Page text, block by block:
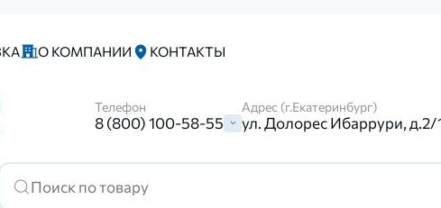
О КОМПАНИИ КОНТАКТЫ
Телефон
8 (800) 100-58-55
Адрес (г.Екатеринбург)
ул. Долорес Ибаррури, д.2/